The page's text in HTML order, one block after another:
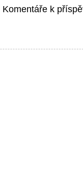
Komentáře k